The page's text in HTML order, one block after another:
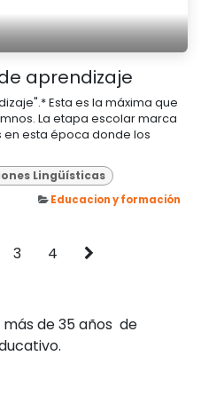
aprendizaje
Esta es la máxima que
La etapa escolar marca
en esta época donde los
Lingüísticas
Educacion y formación
3
4
de 35 años de